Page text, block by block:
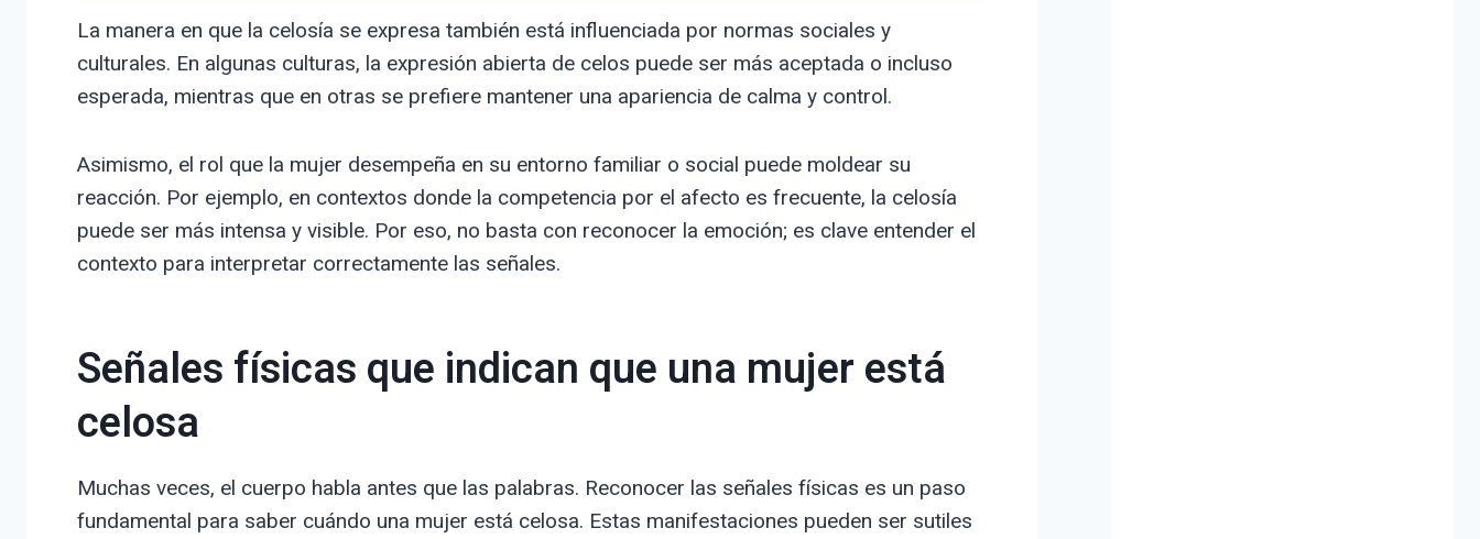
La manera en que la celosía se expresa también está influenciada por normas sociales y
culturales. En algunas culturas, la expresión abierta de celos puede ser más aceptada o incluso
esperada, mientras que en otras se prefiere mantener una apariencia de calma y control.
Asimismo, el rol que la mujer desempeña en su entorno familiar o social puede moldear su
reacción. Por ejemplo, en contextos donde la competencia por el afecto es frecuente, la celosía
puede ser más intensa y visible. Por eso, no basta con reconocer la emoción; es clave entender el
contexto para interpretar correctamente las señales.
Señales físicas que indican que una mujer está
celosa
Muchas veces, el cuerpo habla antes que las palabras. Reconocer las señales físicas es un paso
fundamental para saber cuándo una mujer está celosa. Estas manifestaciones pueden ser sutiles